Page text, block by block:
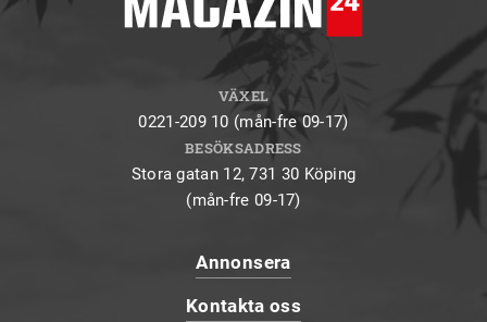
VÄXEL
0221-209 10 (mån-fre 09-17)
BESÖKSADRESS
Stora gatan 12, 731 30 Köping
(mån-fre 09-17)
Annonsera
Kontakta oss